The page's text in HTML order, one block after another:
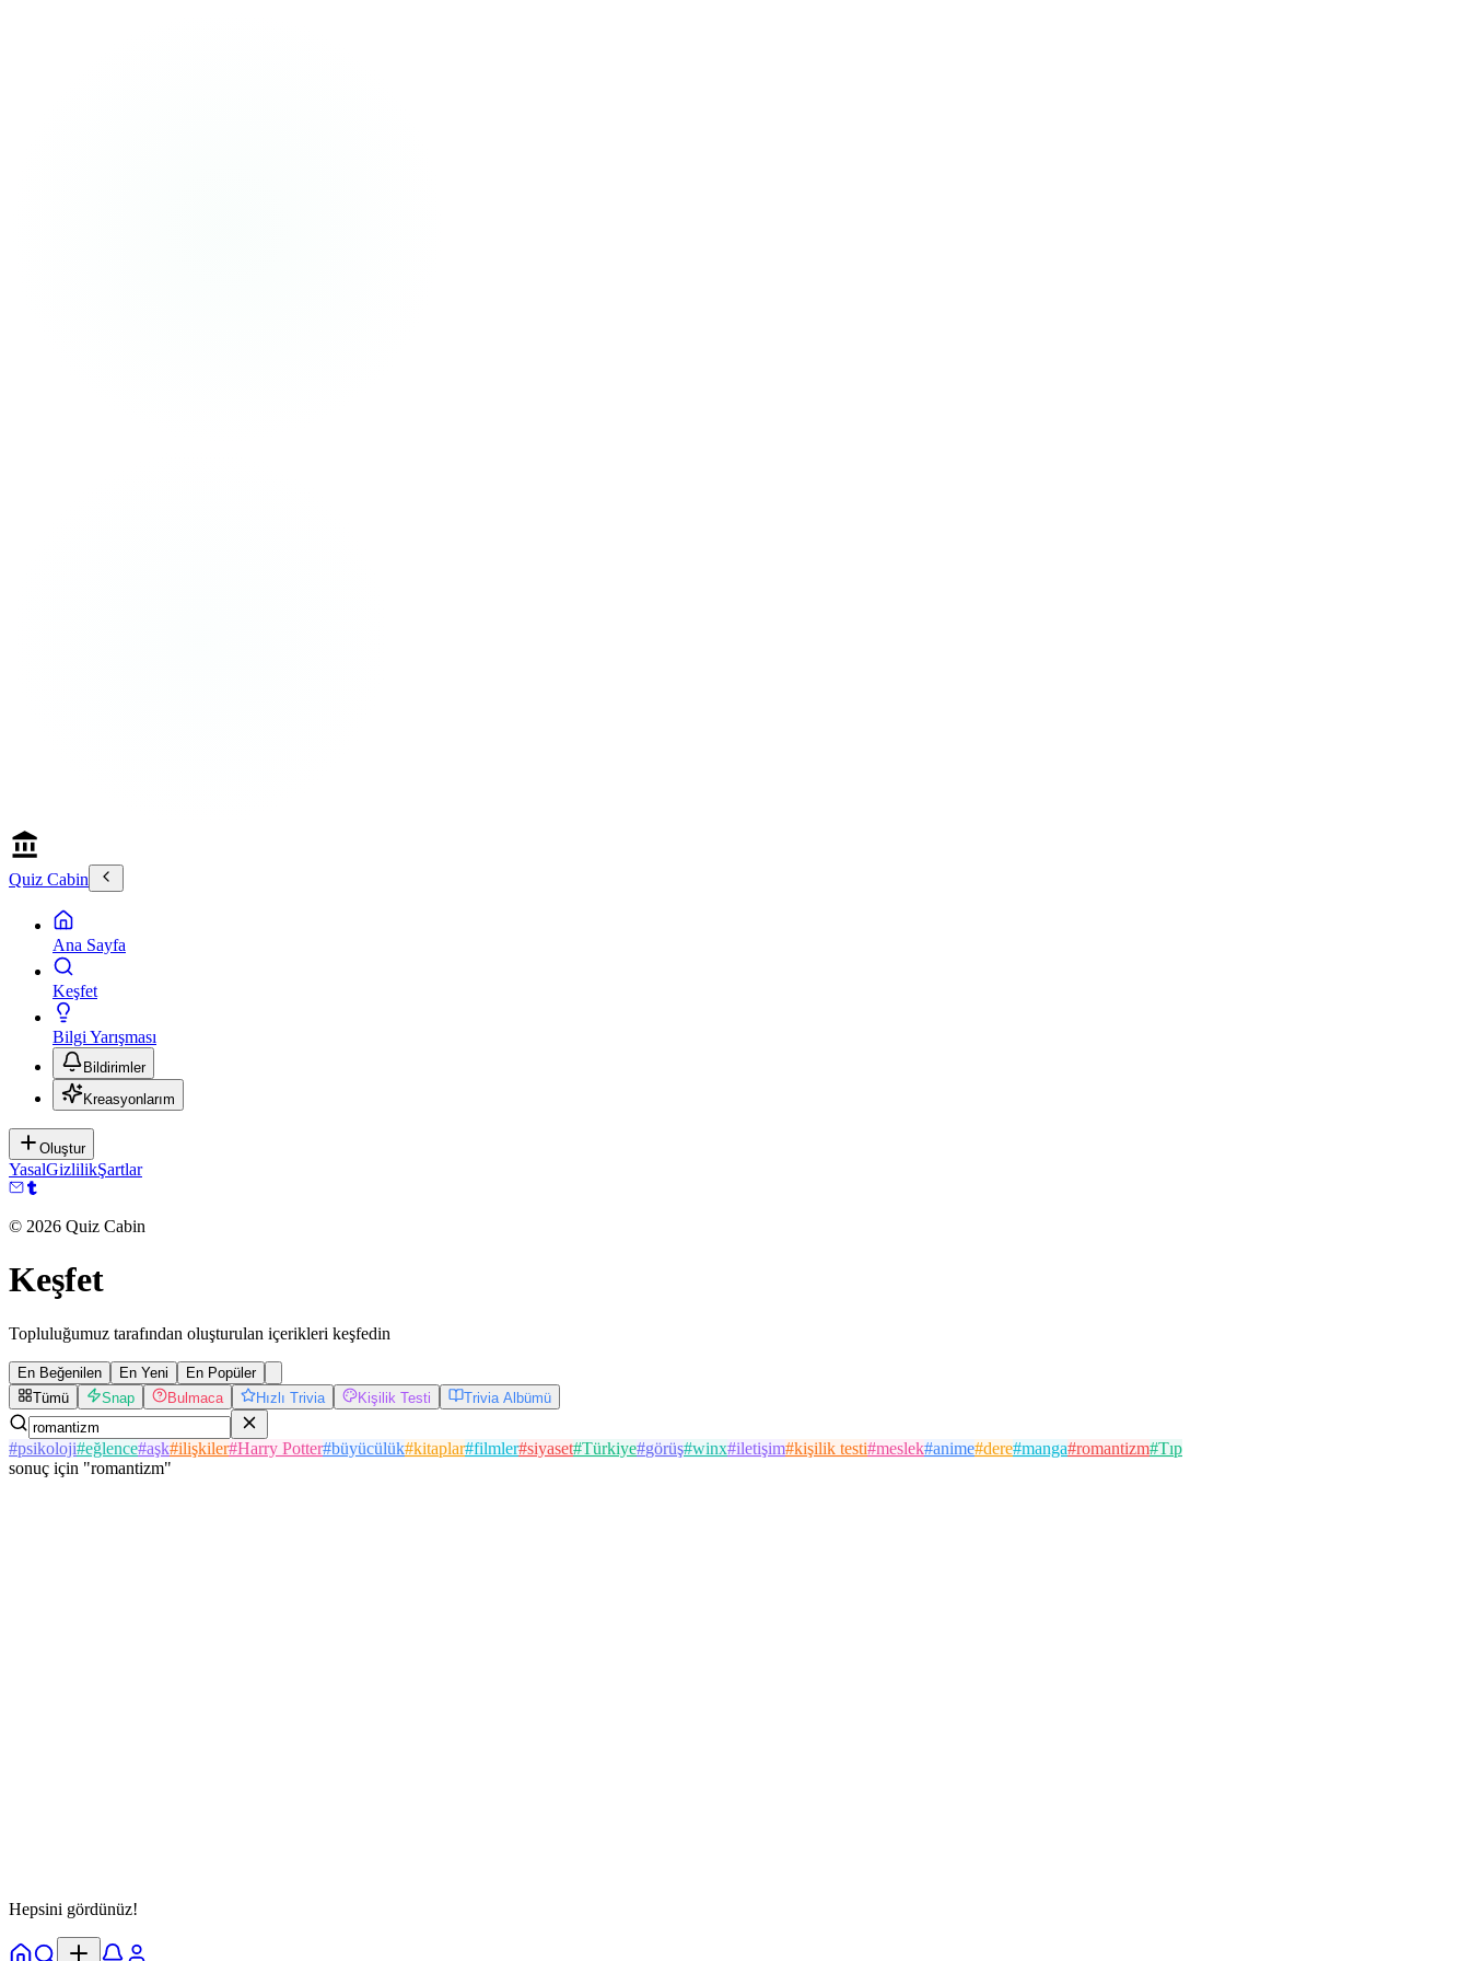
Quiz Cabin
Ana Sayfa
Keşfet
Bilgi Yarışması
Bildirimler
Kreasyonlarım
Oluştur
YasalGizlilikŞartlar
© 2026 Quiz Cabin
Keşfet
Topluluğumuz tarafından oluşturulan içerikleri keşfedin
En Beğenilen En Yeni
En Popüler
Tümü
Snap Bulmaca Hızlı Trivia Kişilik Testi Trivia Albümü
#psikoloji#eğlence#aşk#ilişkiler#Harry Potter#büyücülük#kitaplar#filmler#siyaset#Türkiye#görüş#winx#iletişim#kişilik testi#meslek#anime#dere#manga#romantizm#Tıp
sonuç için "romantizm"
Hepsini gördünüz!
Ana Sayfa
Keşfet Bildirimler